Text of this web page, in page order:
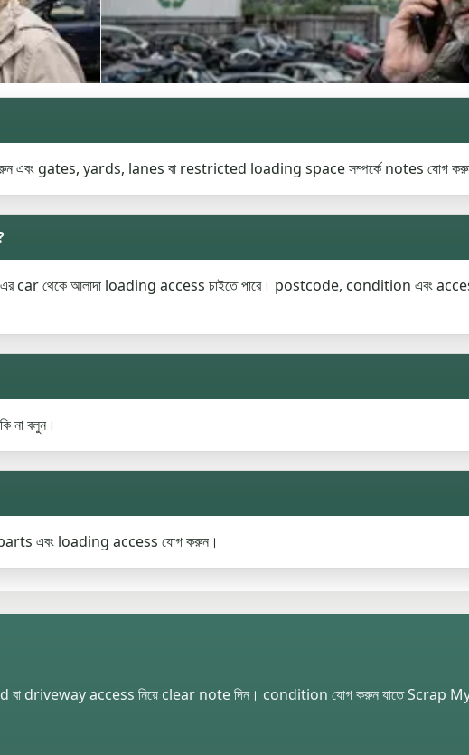
এবং gates, yards, lanes বা restricted loading space সম্পর্কে notes যোগ
car থেকে আলাদা loading access চাইতে পারে। postcode, condition এবং
না বলুন।
এবং loading access যোগ করুন।
driveway access নিয়ে clear note দিন। condition যোগ করুন যাতে Scrap